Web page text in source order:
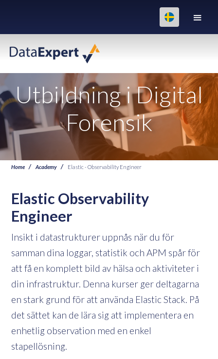
Utbildning i Digital
Forensik
Home Academy Elastic - Observability Engineer
Elastic Observability
Engineer
Insikt i datastrukturer uppnås när du för
samman dina loggar, statistik och APM spår för
att få en komplett bild av hälsa och aktiviteter i
din infrastruktur. Denna kurser ger deltagarna
en stark grund för att använda Elastic Stack. På
det sättet kan de lära sig att implementera en
enhetlig observation med en enkel
stapellösning.